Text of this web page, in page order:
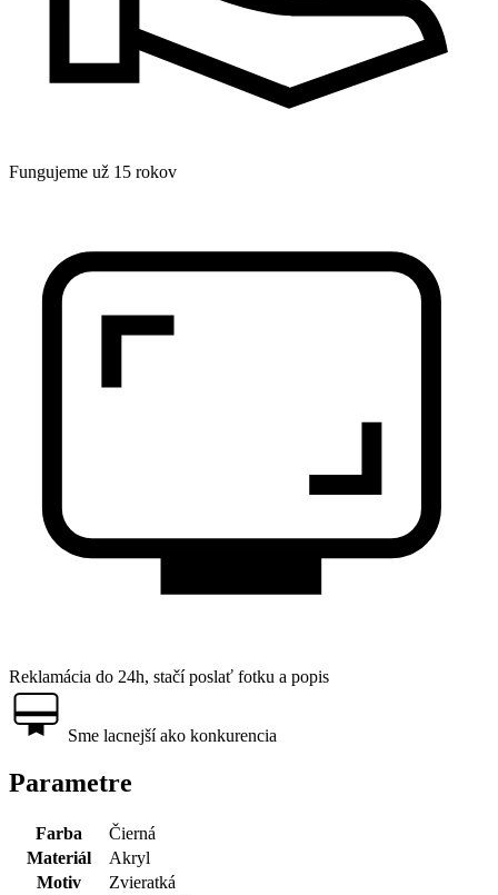
Fungujeme už 15 rokov
Reklamácia do 24h, stačí poslať fotku a popis
Sme lacnejší ako konkurencia
Parametre
Farba
Čierná
Materiál
Akryl
Motiv
Zvieratká